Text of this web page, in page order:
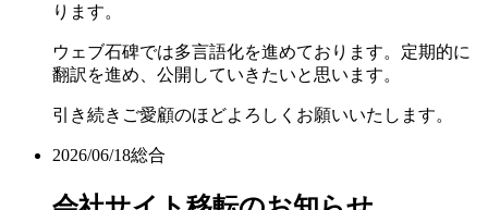
ります。
ウェブ石碑では多言語化を進めております。定期的に
翻訳を進め、公開していきたいと思います。
引き続きご愛顧のほどよろしくお願いいたします。
2026/06/18総合